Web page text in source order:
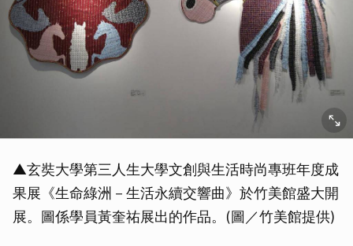
▲玄奘大學第三人生大學文創與生活時尚專班年度成
果展《生命綠洲－生活永續交響曲》於竹美館盛大開
展。圖係學員黃奎祐展出的作品。(圖／竹美館提供)